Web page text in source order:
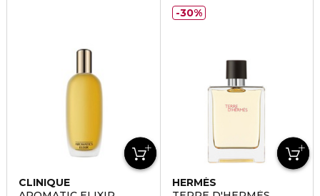
CLINIQUE
HERMÈS
30%